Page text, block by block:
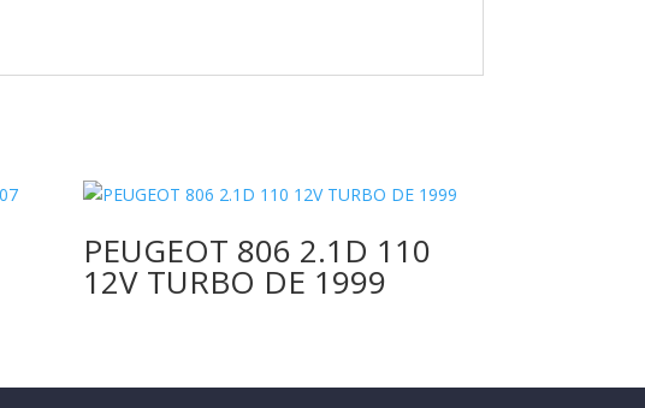
PEUGEOT 806 2.1D 110
12V TURBO DE 1999